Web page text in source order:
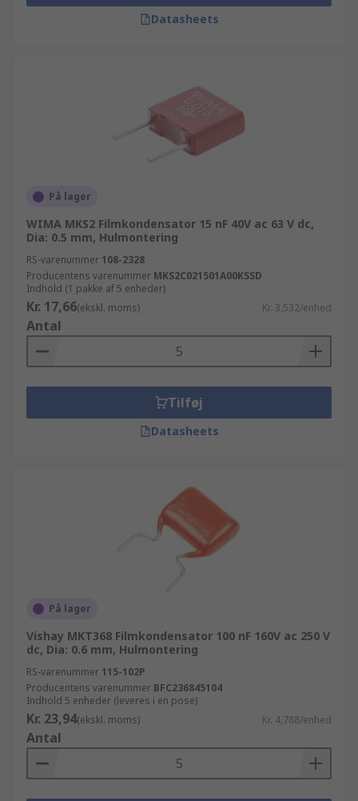
Datasheets
På lager
WIMA MKS2 Filmkondensator 15 nF 40V ac 63 V dc,
Dia: 0.5 mm, Hulmontering
RS-varenummer 108-2328
Producentens varenummer MKS2C021501A00KSSD
Indhold (1 pakke af 5 enheder)
Kr. 17,66(ekskl. moms) Kr. 3,532/enhed
Antal
Tilføj
Datasheets
På lager
Vishay MKT368 Filmkondensator 100 nF 160V ac 250 V
dc, Dia: 0.6 mm, Hulmontering
RS-varenummer 115-102P
Producentens varenummer BFC236845104
Indhold 5 enheder (leveres i en pose)
Kr. 23,94(ekskl. moms) Kr. 4,788/enhed
Antal